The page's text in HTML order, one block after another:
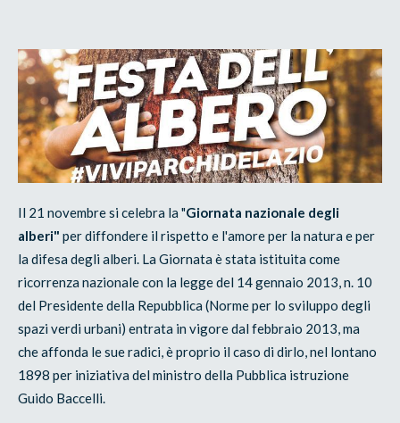
Il 21 novembre si celebra la "Giornata nazionale degli
alberi" per diffondere il rispetto e l'amore per la natura e per
la difesa degli alberi. La Giornata è stata istituita come
ricorrenza nazionale con la legge del 14 gennaio 2013, n. 10
del Presidente della Repubblica (Norme per lo sviluppo degli
spazi verdi urbani) entrata in vigore dal febbraio 2013, ma
che affonda le sue radici, è proprio il caso di dirlo, nel lontano
1898 per iniziativa del ministro della Pubblica istruzione
Guido Baccelli.